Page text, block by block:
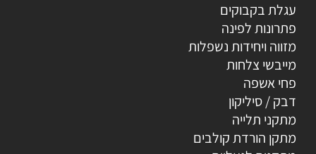
עגלת בקבוקים
פתרונות לפינה
מזווה ויחידות נשפלות
מייבשי צלחות
פחי אשפה
דבק / סיליקון
מתקני תלייה
מתקן הורדת קולבים